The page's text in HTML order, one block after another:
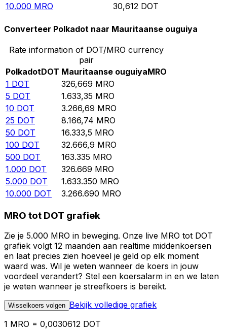
10.000 MRO 30,612 DOT
Converteer Polkadot naar Mauritaanse ouguiya
Rate information of DOT/MRO currency
pair
PolkadotDOT Mauritaanse ouguiyaMRO
1 DOT 326,669 MRO
5 DOT 1.633,35 MRO
10 DOT 3.266,69 MRO
25 DOT 8.166,74 MRO
50 DOT 16.333,5 MRO
100 DOT 32.666,9 MRO
500 DOT 163.335 MRO
1.000 DOT 326.669 MRO
5.000 DOT 1.633.350 MRO
10.000 DOT 3.266.690 MRO
MRO tot DOT grafiek
Zie je 5.000 MRO in beweging. Onze live MRO tot DOT
grafiek volgt 12 maanden aan realtime middenkoersen
en laat precies zien hoeveel je geld op elk moment
waard was. Wil je weten wanneer de koers in jouw
voordeel verandert? Stel een koersalarm in en we laten
je weten wanneer je streefkoers is bereikt.
Wisselkoers volgen Bekijk volledige grafiek
1 MRO = 0,0030612 DOT